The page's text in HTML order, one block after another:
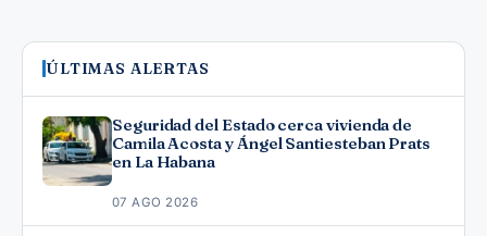
ÚLTIMAS ALERTAS
Seguridad del Estado cerca vivienda de
Camila Acosta y Ángel Santiesteban Prats
en La Habana
07 AGO 2026